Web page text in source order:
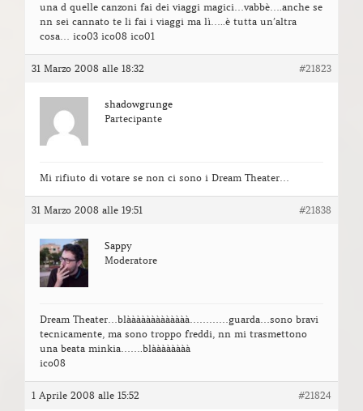
una d quelle canzoni fai dei viaggi magici…vabbè….anche se
nn sei cannato te li fai i viaggi ma lì…..è tutta un’altra
cosa… ico03 ico08 ico01
31 Marzo 2008 alle 18:32 #21823
shadowgrunge
Partecipante
Mi rifiuto di votare se non ci sono i Dream Theater…
31 Marzo 2008 alle 19:51 #21838
Sappy
Moderatore
Dream Theater…blààààààààààààà…………guarda…sono bravi
tecnicamente, ma sono troppo freddi, nn mi trasmettono
una beata minkia…….blàààààààà
ico08
1 Aprile 2008 alle 15:52 #21824